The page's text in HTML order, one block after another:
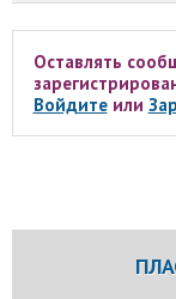
Оставлять
Войдитеили